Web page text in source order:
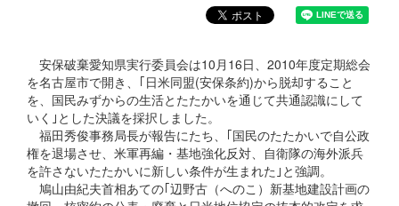
安保破棄愛知県実行委員会は10月16日、2010年度定期総会
を名古屋市で開き、｢日米同盟(安保条約)から脱却すること
を、国民みずからの生活とたたかいを通じて共通認識にして
いく｣とした決議を採択しました。
福田秀俊事務局長が報告にたち、｢国民のたたかいで自公政
権を退場させ、米軍再編・基地強化反対、自衛隊の海外派兵
を許さないたたかいに新しい条件が生まれた｣と強調。
鳩山由紀夫首相あての｢辺野古（へのこ）新基地建設計画の